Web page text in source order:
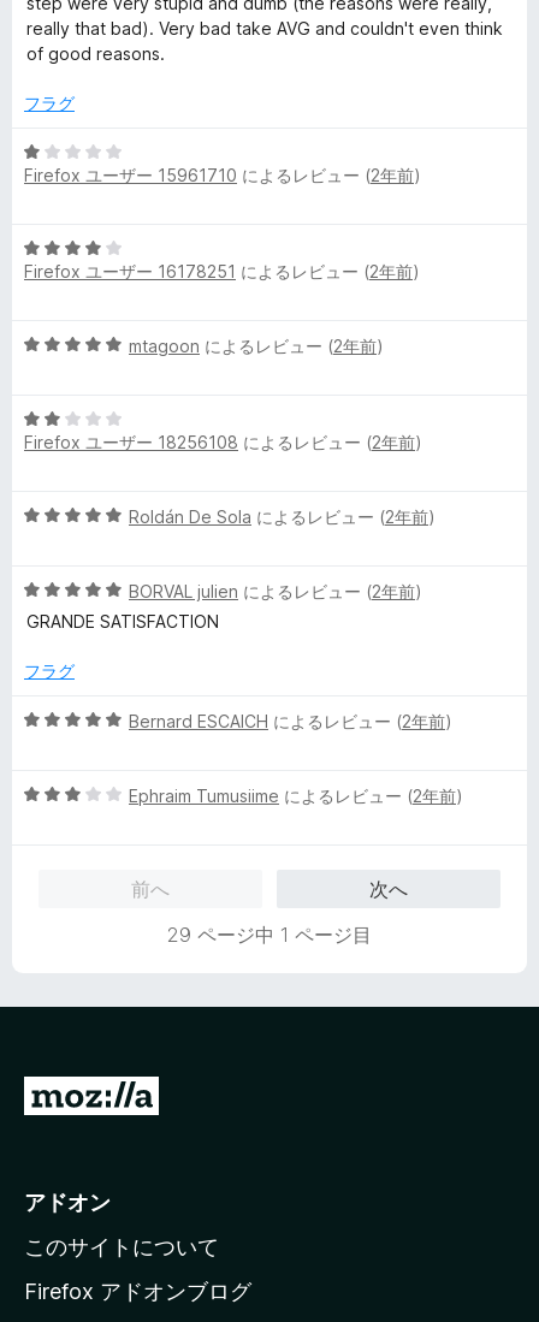
価
really that bad). Very bad take AVG and couldn't even think
of good reasons.
フラグ
5
段
1
の
Firefox ユーザー 15961710 によるレビュー (2年前)
5
段
4
価
Firefox ユーザー 16178251 によるレビュー (2年前)
5
中
5
価
mtagoon によるレビュー (2年前)
5
段
2
価
Firefox ユーザー 18256108 によるレビュー (2年前)
5
中
5
評
Roldán De Sola によるレビュー (2年前)
5
段
中
の
BORVAL julien によるレビュー (2年前)
GRANDE SATISFACTION
フラグ
5
中
Bernard ESCAICH によるレビュー (2年前)
5
Ephraim Tumusiime によるレビュー (2年前)
前へ
次へ
29 ページ中 1 ページ目
M
i
l
a
アドオン
このサイトについて
Firefox アドオンブログ